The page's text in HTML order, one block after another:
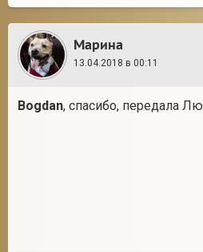
Марина
13.04.2018 в 00:11
Bogdan, спасибо, передала